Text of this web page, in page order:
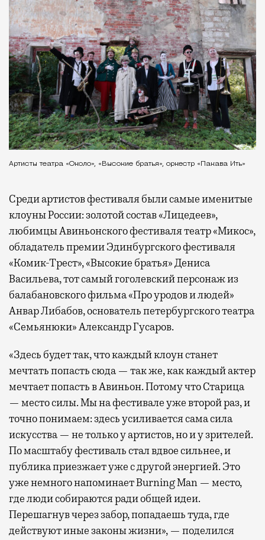
Артисты театра «Около», «Высокие братья», оркестр «Пакава Ить»
Среди артистов фестиваля были самые именитые
клоуны России: золотой состав «Лицедеев»,
любимцы Авиньонского фестиваля театр «Микос»,
обладатель премии Эдинбургского фестиваля
«Комик-Трест», «Высокие братья» Дениса
Васильева, тот самый гоголевский персонаж из
балабановского фильма «Про уродов и людей»
Анвар Либабов, основатель петербургского театра
«Семьянюки» Александр Гусаров.
«Здесь будет так, что каждый клоун станет
мечтать попасть сюда — так же, как каждый актер
мечтает попасть в Авиньон. Потому что Старица
— место силы. Мы на фестивале уже второй раз, и
точно понимаем: здесь усиливается сама сила
искусства — не только у артистов, но и у зрителей.
По масштабу фестиваль стал вдвое сильнее, и
публика приезжает уже с другой энергией. Это
уже немного напоминает Burning Man — место,
где люди собираются ради общей идеи.
Перешагнув через забор, попадаешь туда, где
действуют иные законы жизни», — поделился